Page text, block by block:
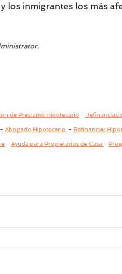
los inmigrantes los más
de Prestamo Hipotecario -
- Abogado Hipotecario - Refinanciar
- Ayuda para Propietarios de Casa -